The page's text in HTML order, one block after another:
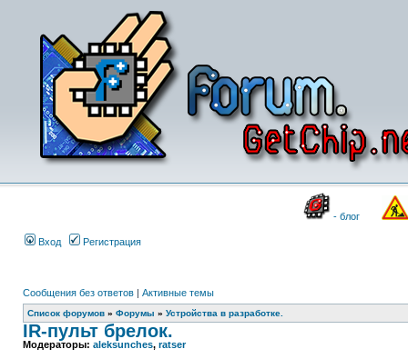
- блог
Вход Регистрация
Сообщения без ответов | Активные темы
Список форумов » Форумы » Устройства в разработке.
IR-пульт брелок.
Модераторы: aleksunches, ratser